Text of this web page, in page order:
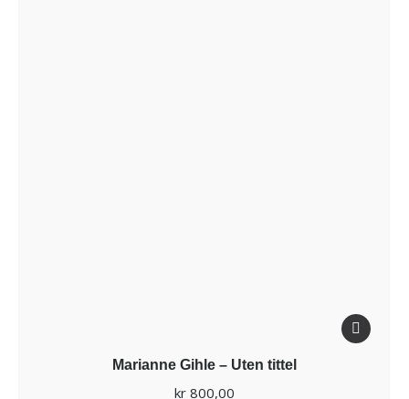
Marianne Gihle – Uten tittel
kr800,00